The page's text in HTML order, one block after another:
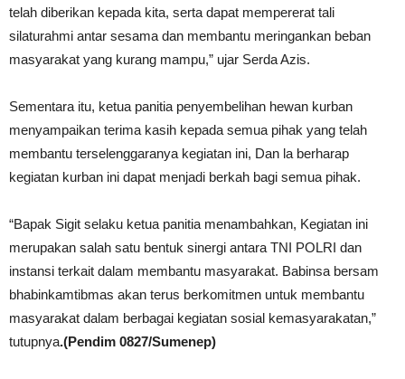
telah diberikan kepada kita, serta dapat mempererat tali
silaturahmi antar sesama dan membantu meringankan beban
masyarakat yang kurang mampu,” ujar Serda Azis.
Sementara itu, ketua panitia penyembelihan hewan kurban
menyampaikan terima kasih kepada semua pihak yang telah
membantu terselenggaranya kegiatan ini, Dan la berharap
kegiatan kurban ini dapat menjadi berkah bagi semua pihak.
“Bapak Sigit selaku ketua panitia menambahkan, Kegiatan ini
merupakan salah satu bentuk sinergi antara TNI POLRI dan
instansi terkait dalam membantu masyarakat. Babinsa bersam
bhabinkamtibmas akan terus berkomitmen untuk membantu
masyarakat dalam berbagai kegiatan sosial kemasyarakatan,”
tutupnya.(Pendim 0827/Sumenep)